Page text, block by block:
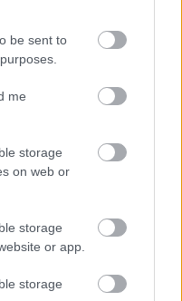
be sent to
me
storage
on web or
storage
or app.
storage
DALFESZTIVÁLT,
ORCHESTRA IS
VÖLGYE